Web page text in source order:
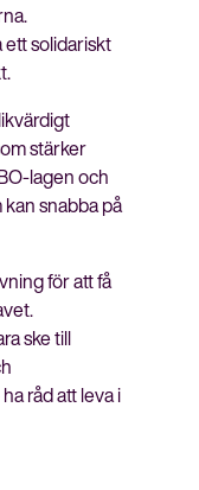
solidariskt
stärker
lagen och
snabba på
för att få
ske till
råd att leva i